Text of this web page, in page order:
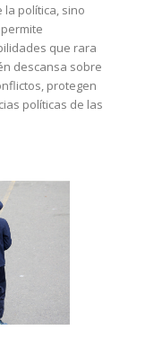
política, sino
que rara
descansa sobre
protegen
políticas de las